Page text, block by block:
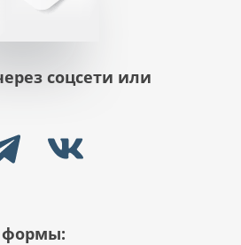
соцсети или